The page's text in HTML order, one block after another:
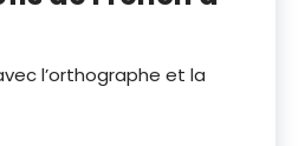
l’orthographe et la